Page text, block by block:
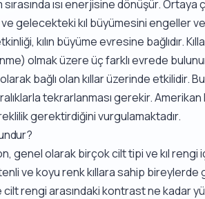
ısı enerjisine dönüşür. Ortaya
ve gelecekteki kıl büyümesini engeller
etkinliği, kılın büyüme evresine
olmak üzere üç farklı evrede
bağlı olan kıllar üzerinde etkilidir.
tekrarlanması gerekir.
gerektirdiğini vurgulamaktadır.
genel olarak birçok cilt tipi ve kıl
ve koyu renk kıllara sahip
cilt rengi arasındaki kontrast ne kadar